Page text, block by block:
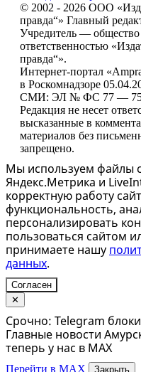
© 2002 - 2026 ООО
правда“» Главный
Учредитель — общество
ответственностью
правда“».
Интернет-портал
в Роскомнадзоре
СМИ: ЭЛ № ФС 77 —
Редакция не несет
высказанные в
материалов без
запрещено.
Мы используем файлы
Яндекс.Метрика и
корректную работу
функциональность,
персонализировать
пользоваться сайтом
принимаете нашу
данных.
Согласен
✕
Срочно: Telegram
Главные новости
теперь у нас в MAX
Перейти в MAX Закрыть